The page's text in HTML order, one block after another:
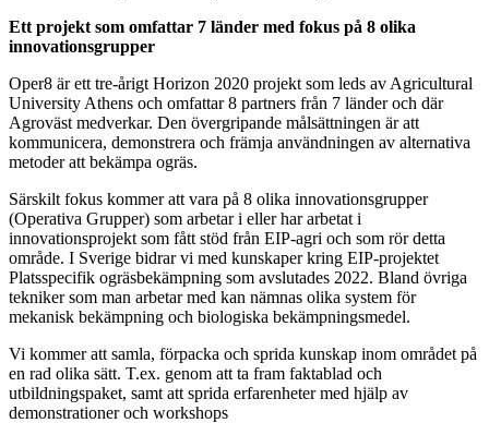
Ett projekt som omfattar 7 länder med fokus på 8 olika
innovationsgrupper
Oper8 är ett tre-årigt Horizon 2020 projekt som leds av Agricultural
University Athens och omfattar 8 partners från 7 länder och där
Agroväst medverkar. Den övergripande målsättningen är att
kommunicera, demonstrera och främja användningen av alternativa
metoder att bekämpa ogräs.
Särskilt fokus kommer att vara på 8 olika innovationsgrupper
(Operativa Grupper) som arbetar i eller har arbetat i
innovationsprojekt som fått stöd från EIP-agri och som rör detta
område. I Sverige bidrar vi med kunskaper kring EIP-projektet
Platsspecifik ogräsbekämpning som avslutades 2022. Bland övriga
tekniker som man arbetar med kan nämnas olika system för
mekanisk bekämpning och biologiska bekämpningsmedel.
Vi kommer att samla, förpacka och sprida kunskap inom området på
en rad olika sätt. T.ex. genom att ta fram faktablad och
utbildningspaket, samt att sprida erfarenheter med hjälp av
demonstrationer och workshops